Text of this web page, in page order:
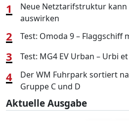
1
Neue Netztarifstruktur kann
auswirken
2 Test: Omoda 9 – Flaggschiff
3 Test: MG4 EV Urban – Urbi
4
Der WM Fuhrpark sortiert
Gruppe C und D
Aktuelle Ausgabe